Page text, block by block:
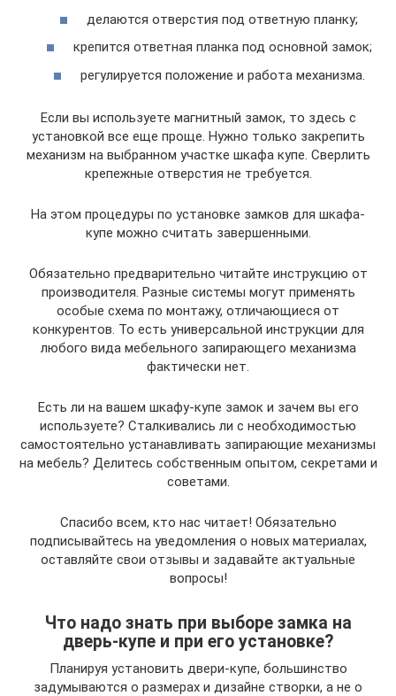
делаются отверстия под ответную планку;
крепится ответная планка под основной замок;
регулируется положение и работа механизма.
Если вы используете магнитный замок, то здесь с
установкой все еще проще. Нужно только закрепить
механизм на выбранном участке шкафа купе. Сверлить
крепежные отверстия не требуется.
На этом процедуры по установке замков для шкафа-
купе можно считать завершенными.
Обязательно предварительно читайте инструкцию от
производителя. Разные системы могут применять
особые схема по монтажу, отличающиеся от
конкурентов. То есть универсальной инструкции для
любого вида мебельного запирающего механизма
фактически нет.
Есть ли на вашем шкафу-купе замок и зачем вы его
используете? Сталкивались ли с необходимостью
самостоятельно устанавливать запирающие механизмы
на мебель? Делитесь собственным опытом, секретами и
советами.
Спасибо всем, кто нас читает! Обязательно
подписывайтесь на уведомления о новых материалах,
оставляйте свои отзывы и задавайте актуальные
вопросы!
Что надо знать при выборе замка на
дверь-купе и при его установке?
Планируя установить двери-купе, большинство
задумываются о размерах и дизайне створки, а не о